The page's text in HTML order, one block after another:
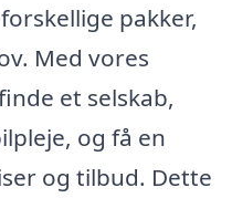
pakker,
Med vores
et selskab,
og få en
og tilbud. Dette